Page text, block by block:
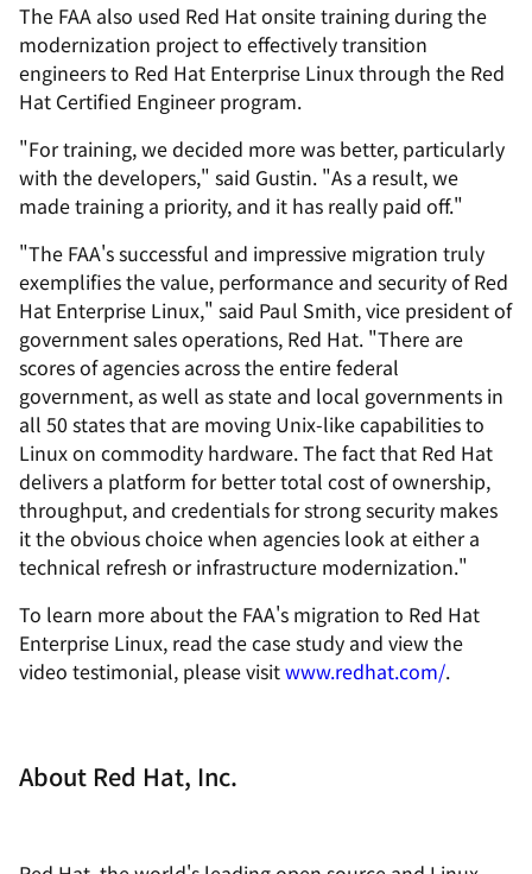
The FAA also used Red Hat onsite training during the
modernization project to effectively transition
engineers to Red Hat Enterprise Linux through the Red
Hat Certified Engineer program.
"For training, we decided more was better, particularly
with the developers," said Gustin. "As a result, we
made training a priority, and it has really paid off."
"The FAA's successful and impressive migration truly
exemplifies the value, performance and security of Red
Hat Enterprise Linux," said Paul Smith, vice president of
government sales operations, Red Hat. "There are
scores of agencies across the entire federal
government, as well as state and local governments in
all 50 states that are moving Unix-like capabilities to
Linux on commodity hardware. The fact that Red Hat
delivers a platform for better total cost of ownership,
throughput, and credentials for strong security makes
it the obvious choice when agencies look at either a
technical refresh or infrastructure modernization."
To learn more about the FAA's migration to Red Hat
Enterprise Linux, read the case study and view the
video testimonial, please visitwww.redhat.com/.
About Red Hat, Inc.